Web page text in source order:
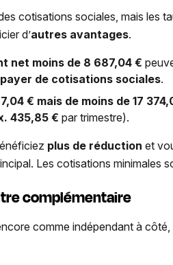
cotisations sociales, mais les
d’autres avantages.
net moins de 8 687,04 €
de cotisations sociales.
€ mais de moins de17
435,85 € par trimestre).
plus de réduction et
Les cotisations minimales
complémentaire
comme indépendant à côté,